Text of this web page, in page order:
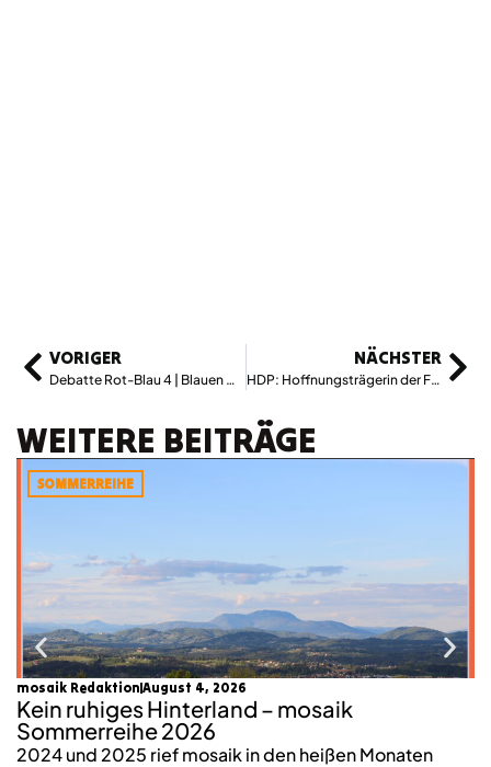
VORIGER
Debatte Rot-Blau 4 | Blauen Durchmarsch stoppen: Für eine soziale Alternative!
NÄCHSTER
HDP: Hoffnungsträgerin der Frauen in der Türkei
WEITERE BEITRÄGE
SOMMERREIHE
mosaik Redaktion August 4, 2026
Kein ruhiges Hinterland – mosaik
Sommerreihe 2026
2024 und 2025 rief mosaik in den heißen Monaten